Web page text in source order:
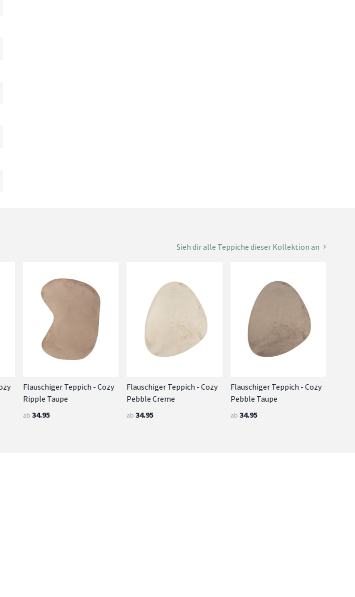
Sieh dir alle Teppiche dieser Kollektion an
Flauschiger Teppich - Cozy
Ripple Taupe
ab 34.95
Flauschiger Teppich - Cozy
Pebble Creme
ab 34.95
Flauschiger Teppich - Cozy
Pebble Taupe
ab 34.95